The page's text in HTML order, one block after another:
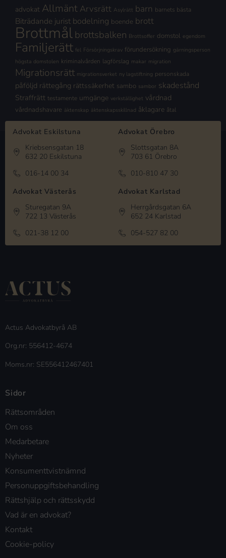
advokat Allmänt Arvsrätt Asylrätt barn barnets bästa
Biträdande jurist bodelning boende brott
Brottmålbrottsbalken Brottsoffer domstol egendom
Familjerätt fel Försörjningskrav förundersökning gärningsperson
högsta domstolen kriminalvården lagförslag makar migration
Migrationsrätt migrationsverket ny lagstiftning personskada
påföljd rättegång rättssäkerhet sambo sambor skadestånd
Straffrätt testamente umgänge verkställighet vårdnad
vårdnadshavare äktenskap äktenskapsskillnad åklagare åtal
Advokat Eskilstuna
Kriebsensgatan 18
632 20 Eskilstuna
016-14 00 34
Advokat Örebro
Slottsgatan 8A
703 61 Örebro
010-810 47 30
Advokat Västerås
Sturegatan 9A
722 13 Västerås
021-38 12 00
Advokat Karlstad
Herrgårdsgatan 6A
652 24 Karlstad
054-527 82 00
Actus Advokatbyrå AB
Org.nr: 556412-4674
Moms.nr: SE556412467401
Sidor
Rättsområden
Om oss
Medarbetare
Nyheter
Konsumenttvistnämnd
Personuppgiftsbehandling
Rättshjälp och rättsskydd
Vad är en advokat?
Kontakt
Cookie-policy